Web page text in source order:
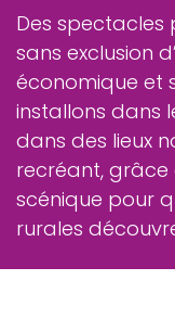
Des
sans exclusion
économique et
installons dans
dans des lieux
recréant, grâce
scénique pour
rurales